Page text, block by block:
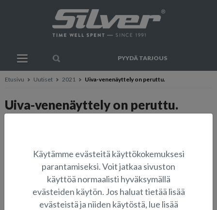
PYYDÄ TARJOUS
Etusivu Uutiset 2021 Uiva-venenäyttely on peruttu.
Uiva-venenäyttely on peruttu.
Silver-veneet siirtyvät suunnittlemaan helmikuun Vene 22 -messuja.
Mikäli mielit kaudelle 2022 vesille, ota yhteyttä lähimpään
jälleenmyyjään ja sovi esittely!
https://www.silverboats.fi/jalleenmyynti-ja-huolto
Käytämme evästeitä käyttökokemuksesi
parantamiseksi. Voit jatkaa sivuston
käyttöä normaalisti hyväksymällä
evästeiden käytön. Jos haluat tietää lisää
evästeistä ja niiden käytöstä, lue lisää